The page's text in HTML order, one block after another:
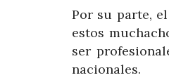
Por su parte, e
estos
ser
nacionales.